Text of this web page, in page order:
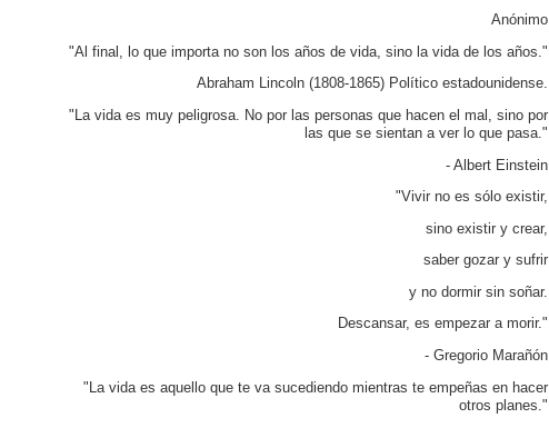
Anónimo
"Al final, lo que importa no son los años de vida, sino la vida de los años."
Abraham Lincoln (1808-1865) Político estadounidense.
"La vida es muy peligrosa. No por las personas que hacen el mal, sino por
las que se sientan a ver lo que pasa."
- Albert Einstein
"Vivir no es sólo existir,
sino existir y crear,
saber gozar y sufrir
y no dormir sin soñar.
Descansar, es empezar a morir."
- Gregorio Marañón
"La vida es aquello que te va sucediendo mientras te empeñas en hacer
otros planes."